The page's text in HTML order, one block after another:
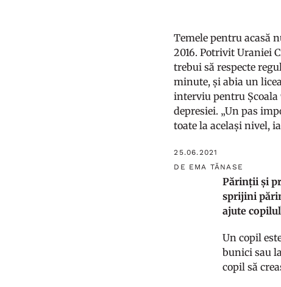
Temele pentru acasă
2016. Potrivit Uraniei
trebui să respecte
minute, și abia un
interviu pentru Școala
depresiei. „Un pas
toate la același nivel,
25.06.2021
DE EMA TĂNASE
Părinții și
sprijini
ajute
Un copil
bunici sau
copil să